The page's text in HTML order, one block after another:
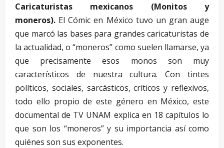
Caricaturistas mexicanos (Monitos y
moneros). El Cómic en México tuvo un gran auge
que marcó las bases para grandes caricaturistas de
la actualidad, o “moneros” como suelen llamarse, ya
que precisamente esos monos son muy
característicos de nuestra cultura. Con tintes
políticos, sociales, sarcásticos, críticos y reflexivos,
todo ello propio de este género en México, este
documental de TV UNAM explica en 18 capítulos lo
que son los “moneros” y su importancia así como
quiénes son sus exponentes.